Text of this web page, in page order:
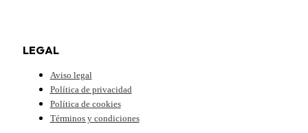
LEGAL
Aviso legal
Política de privacidad
Política de cookies
Términos y condiciones